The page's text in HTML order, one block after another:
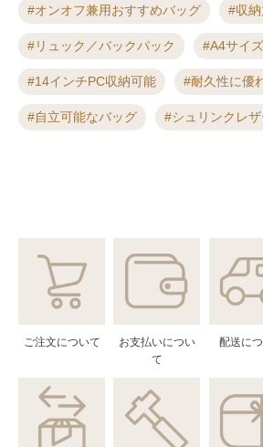
オンオフ兼用おすすめバッグ 収
リュック／バックパック A4サイ
14インチPC収納可能 耐久性に優
自立可能なバッグ シュリンクレ
ご注文について
お支払いについ
て
配送に